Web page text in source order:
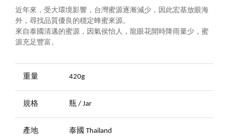
近年來，受大環境影響，台灣蜜源逐漸減少，因此宏基放眼海
外，尋找品質優良的穩定蜂蜜來源。
來自泰國清邁的蜜源，因氣侯怡人，龍眼花開時降雨量少，蜜
源充足豐富。
重量 420g
規格 瓶 / Jar
產地 泰國 Thailand